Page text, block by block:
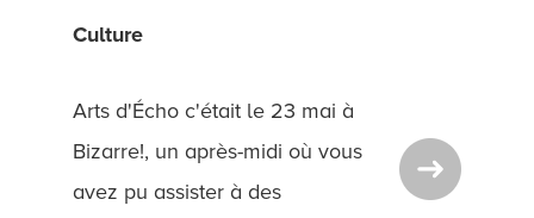
Culture
Arts d'Écho c'était le 23 mai à
Bizarre!, un après-midi où vous
avez pu assister à des